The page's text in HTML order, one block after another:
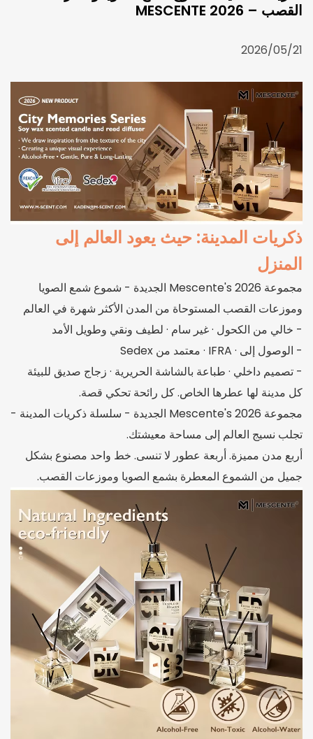
القصب – MESCENTE 2026
2026/05/21
ذكريات المدينة: حيث يعود العالم إلى
المنزل
مجموعة Mescente's 2026 الجديدة - شموع شمع الصويا
وموزعات القصب المستوحاة من المدن الأكثر شهرة في العالم
- خالي من الكحول · غير سام · لطيف ونقي وطويل الأمد
- الوصول إلى · IFRA · معتمد من Sedex
- تصميم داخلي · طباعة بالشاشة الحريرية · زجاج صديق للبيئة
كل مدينة لها عطرها الخاص. كل رائحة تحكي قصة.
مجموعة Mescente's 2026 الجديدة - سلسلة ذكريات المدينة -
تجلب نسيج العالم إلى مساحة معيشتك.
أربع مدن مميزة. أربعة عطور لا تنسى. خط واحد مصنوع بشكل
جميل من الشموع المعطرة بشمع الصويا وموزعات القصب.